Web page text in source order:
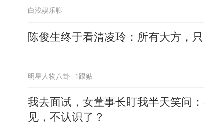
白浅娱乐聊
陈俊生终于看清凌玲：所有大方，
明星人物八卦 1跟贴
我去面试，女董事长盯我半天笑问
见，不认识了？